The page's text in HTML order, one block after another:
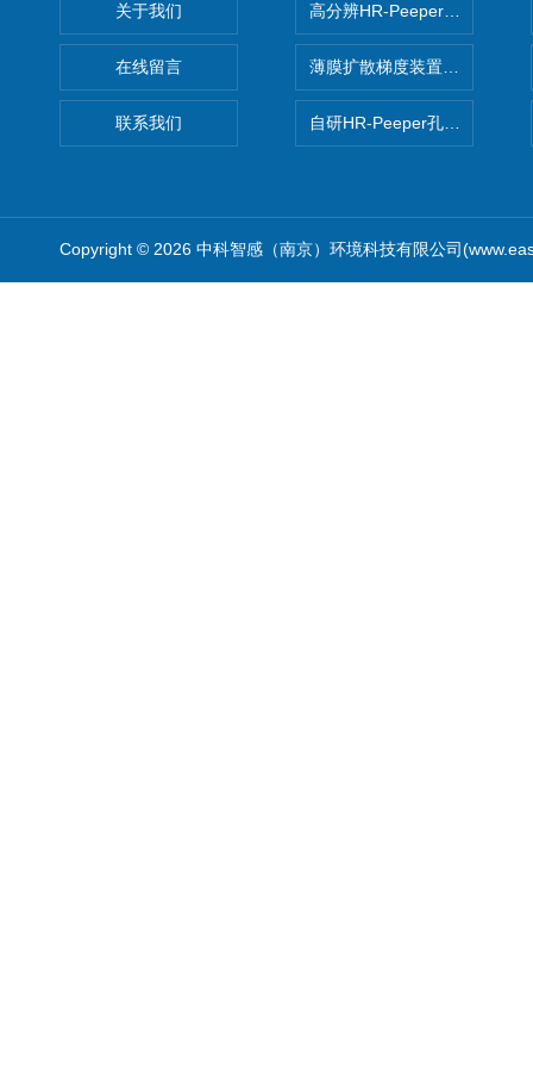
关于我们
在线留言
联系我们
高分辨HR-Peeper采样器孔隙
薄膜扩散梯度装置 Agl DGT
自研HR-Peeper孔隙水采样器
Copyright © 2026 中科智感（南京）环境科技有限公司